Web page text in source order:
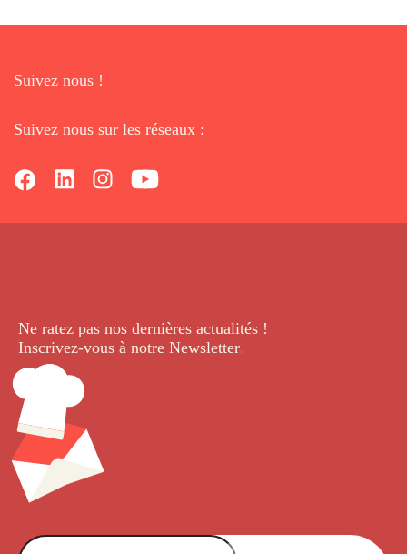
Suivez nous !
Suivez nous sur les réseaux :
Ne ratez pas nos dernières actualités !
Inscrivez-vous à notre Newsletter.